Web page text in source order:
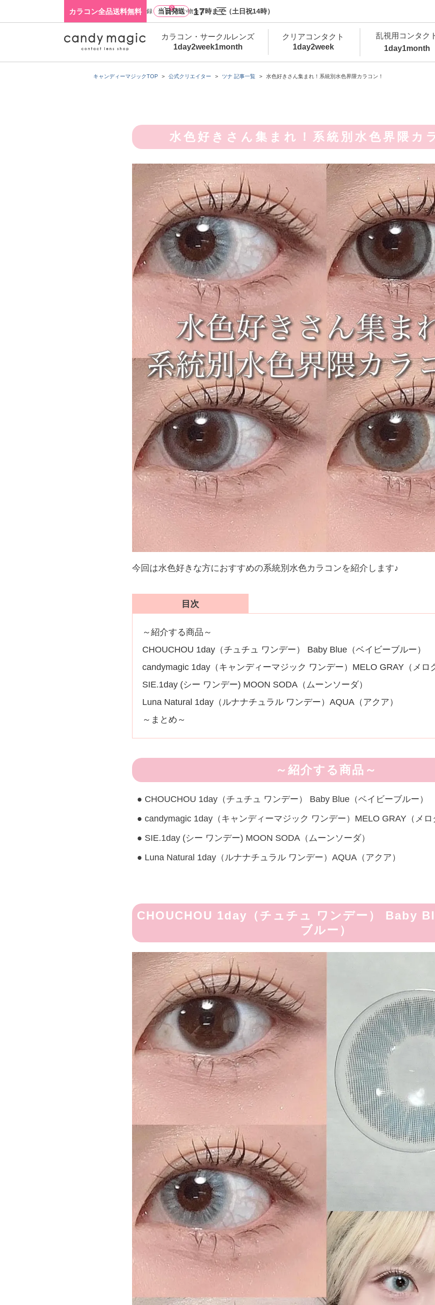
カラコン全品送料無料 当日発送 17時まで（土日祝14時）
キャンディーマジックTOP 公式クリエイター ツナ 記事一覧 水色好きさん集まれ！系統別水色界隈カラコン！
水色好きさん集まれ！系統別水色界隈カ
今回は水色好きな方におすすめの系統別水色カラコンを紹介します♪
目次
～紹介する商品～
CHOUCHOU 1day（チュチュ ワンデー） Baby Blue（ベイビーブルー）
candymagic 1day（キャンディーマジック ワンデー）MELO GRAY（メロ
SIE.1day (シー ワンデー) MOON SODA（ムーンソーダ）
Luna Natural 1day（ルナナチュラル ワンデー）AQUA（アクア）
～まとめ～
～紹介する商品～
CHOUCHOU 1day（チュチュ ワンデー） Baby Blue（ベイビーブルー）
candymagic 1day（キャンディーマジック ワンデー）MELO GRAY（メロ
SIE.1day (シー ワンデー) MOON SODA（ムーンソーダ）
Luna Natural 1day（ルナナチュラル ワンデー）AQUA（アクア）
CHOUCHOU 1day（チュチュ ワンデー） Baby
ブルー）
ログイン・新規会員登録
0
買い物カゴ
カラコン・サークルレンズ
1day2week1month
クリアコンタクト
1day2week
乱視用コンタク
1day1month
カラコン・サークルレンズ 1day 商品一覧を
カ
クリアコンタクトレンズ 1day 商品一覧を